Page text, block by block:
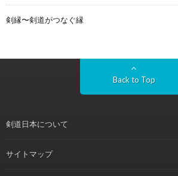
剣縁〜剣道がつなぐ縁
Back to Top
剣道日本について
サイトマップ